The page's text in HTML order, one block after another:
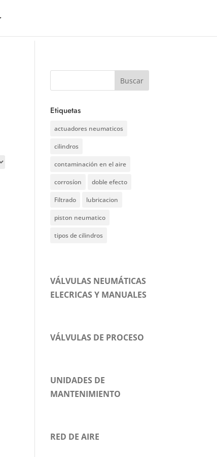
Etiquetas
actuadores neumaticos
cilindros
contaminación en el aire
corrosíon doble efecto
Filtrado lubricacion
piston neumatico
tipos de cilindros
VÁLVULAS NEUMÁTICAS
ELECRICAS Y MANUALES
VÁLVULAS DE PROCESO
UNIDADES DE
MANTENIMIENTO
RED DE AIRE